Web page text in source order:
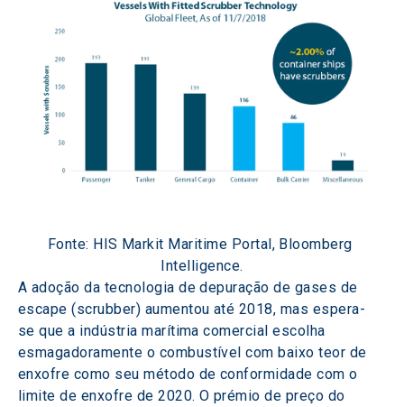
Fonte: HIS Markit Maritime Portal, Bloomberg
Intelligence.
A adoção da tecnologia de depuração de gases de
escape (scrubber) aumentou até 2018, mas espera-
se que a indústria marítima comercial escolha
esmagadoramente o combustível com baixo teor de
enxofre como seu método de conformidade com o
limite de enxofre de 2020. O prémio de preço do